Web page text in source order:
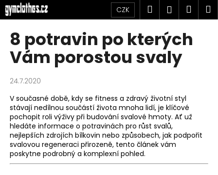
Přejít
na
obsah
CZK Hledat
8 potravin po kterých
Vám porostou svaly
24.7.2020
V současné době, kdy se fitness a zdravý životní styl
stávají nedílnou součástí života mnoha lidí, je klíčové
pochopit roli výživy při budování svalové hmoty. Ať už
hledáte informace o potravinách pro růst svalů,
nejlepších zdrojích bílkovin nebo způsobech, jak podpořit
svalovou regeneraci přirozeně, tento článek vám
poskytne podrobný a komplexní pohled.
K
o
C
o
p
t
ř
e
b
u
j